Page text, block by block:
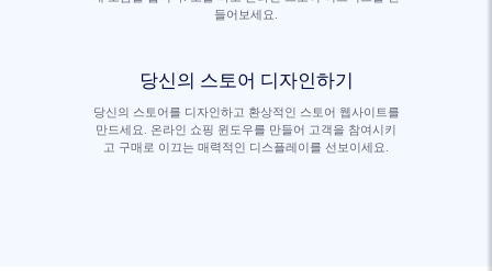
들어보세요.
당신의 스토어 디자인하기
당신의 스토어를 디자인하고 환상적인 스토어 웹사이트를
만드세요. 온라인 쇼핑 윈도우를 만들어 고객을 참여시키
고 구매로 이끄는 매력적인 디스플레이를 선보이세요.